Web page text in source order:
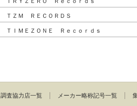
ＴＺＭ ＲＥＣＯＲＤＳ
ＴＩＭＥＺＯＮＥ Ｒｅｃｏｒｄｓ
調査協力店一覧 メーカー略称記号一覧